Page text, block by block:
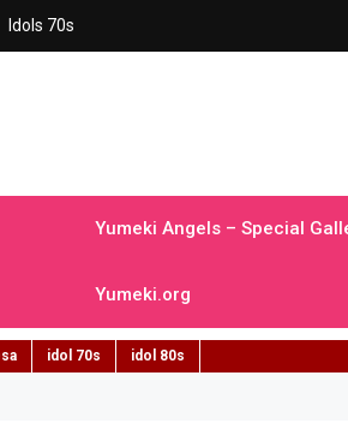
Idols 70s
Yumeki Angels – Special
Yumeki.org
idol 70s idol 80s